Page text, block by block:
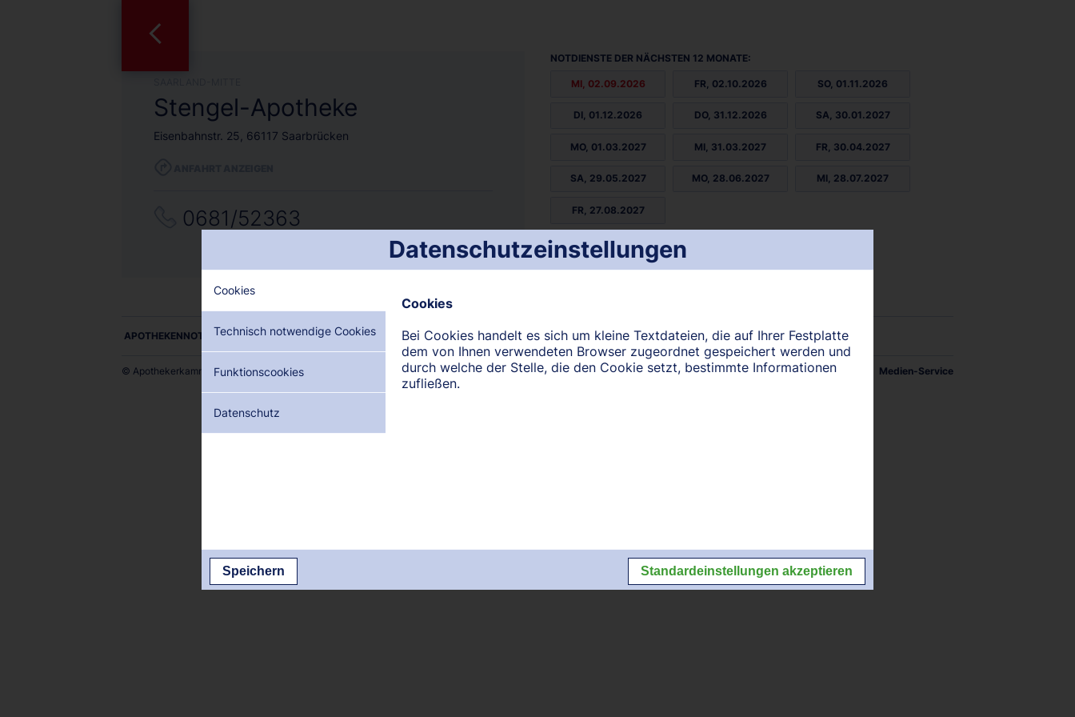
Stengel-Apotheke
Eisenbahnstr. 25, 66117 Saarbrücken
0681/52363
NOTDIENSTE DER NÄCHSTEN 12 MONATE:
MI, 02.09.2026 FR, 02.10.2026 SO, 01.11.2026
DI, 01.12.2026 DO, 31.12.2026 SA, 30.01.2027
MO, 01.03.2027 MI, 31.03.2027 FR, 30.04.2027
SA, 29.05.2027 MO, 28.06.2027 MI, 28.07.2027
FR, 27.08.2027
APOTHEKENNOTDIENSTE ALS PDF DOWNLOADEN: August 2026 September 2026 Oktober 2026
© Apothekerkammer des Saarlandes Datenschutz Datenschutzeinstellungen Impressum/Kontakt Medien-Service
Datenschutzeinstellungen
Cookies
Cookies
Bei Cookies handelt es sich um kleine Textdateien, die auf Ihrer Festplatte
dem von Ihnen verwendeten Browser zugeordnet gespeichert werden und
durch welche der Stelle, die den Cookie setzt, bestimmte Informationen
zufließen.
Technisch notwendige Cookies
Funktionscookies
Datenschutz
Speichern Standardeinstellungen akzeptieren